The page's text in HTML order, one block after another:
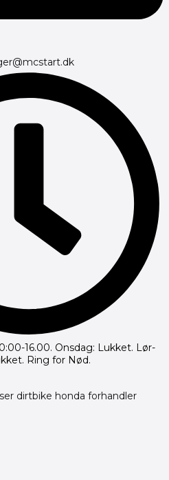
16.00. Onsdag: Lukket. Lør-
Ring for Nød.